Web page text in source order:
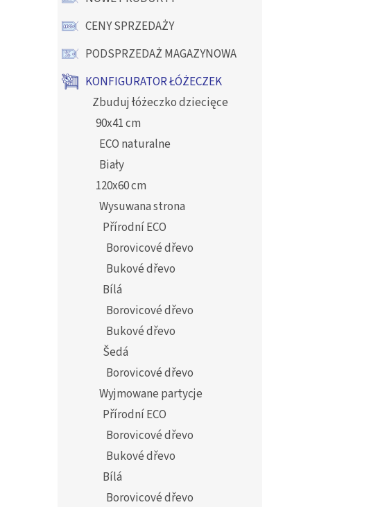
CENY SPRZEDAŻY
PODSPRZEDAŻ MAGAZYNOWA
KONFIGURATOR ŁÓŻECZEK
Zbuduj łóżeczko dziecięce
90x41 cm
ECO naturalne
Biały
120x60 cm
Wysuwana strona
Přírodní ECO
Borovicové dřevo
Bukové dřevo
Bílá
Borovicové dřevo
Bukové dřevo
Šedá
Borovicové dřevo
Wyjmowane partycje
Přírodní ECO
Borovicové dřevo
Bukové dřevo
Bílá
Borovicové dřevo